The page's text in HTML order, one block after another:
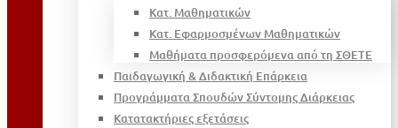
Κατ. Μαθηματικών
Κατ. Εφαρμοσμένων Μαθηματικών
Μαθήματα προσφερόμενα από τη ΣΘΕΤΕ
Παιδαγωγική & Διδακτική Επάρκεια
Προγράμματα Σπουδών Σύντομης Διάρκειας
Κατατακτήριες εξετάσεις